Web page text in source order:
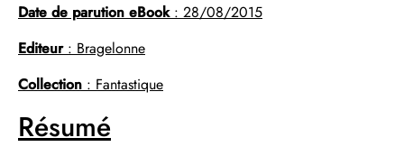
Date de parution eBook: 28/08/2015
Editeur: Bragelonne
Collection : Fantastique
Résumé